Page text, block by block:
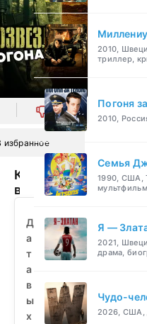
0
избранное
Кинозвезда
в
(2008)
смотреть
бесплатно
Д
а
т
а
в
ы
х
2010,
триллер,
Погоня
2010,
Семья
1990, США,
Я —
2021,
драма,
Чудо-
2026, США,